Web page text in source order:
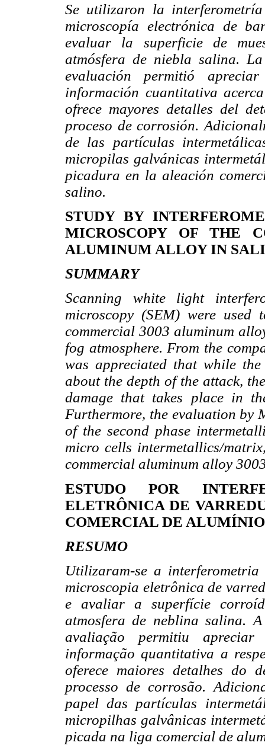
Se utilizaron la
microscopía electrónica de
evaluar la superficie de
atmósfera de niebla salina.
evaluación permitió
información cuantitativa
ofrece mayores detalles del
proceso de corrosión.
de las partículas
micropilas galvánicas
picadura en la aleación
salino.
STUDY BY
MICROSCOPY OF THE
ALUMINUM ALLOY IN
SUMMARY
Scanning white light
microscopy (SEM) were used
commercial 3003 aluminum
fog atmosphere. From the
was appreciated that while
about the depth of the attack,
damage that takes place in
Furthermore, the evaluation by
of the second phase
micro cells intermetallics/
commercial aluminum alloy
ESTUDO POR
ELETRÔNICA DE
COMERCIAL DE
RESUMO
Utilizaram-se a
microscopia eletrônica de
e avaliar a superfície
atmosfera de neblina salina.
avaliação permitiu
informação quantitativa a
oferece maiores detalhes do
processo de corrosão.
papel das partículas
micropilhas galvânicas
picada na liga comercial de